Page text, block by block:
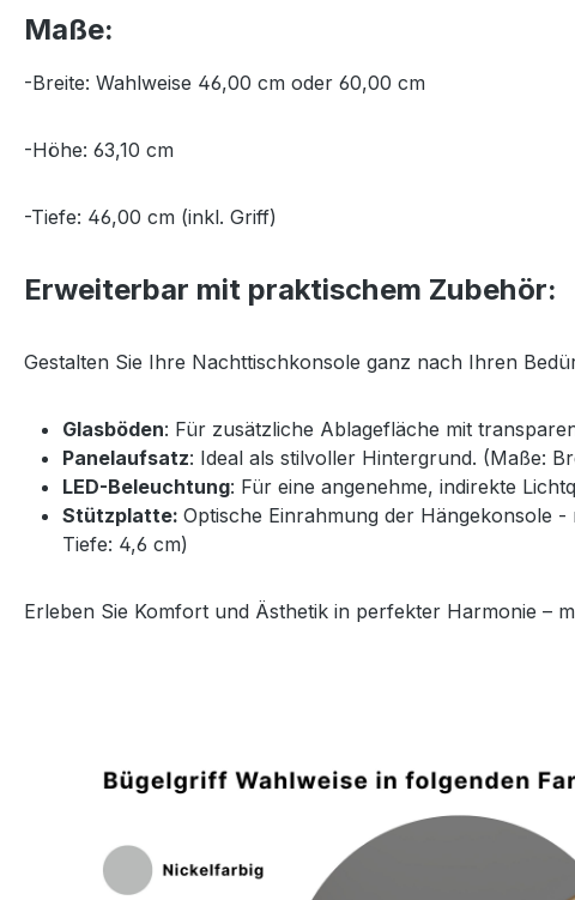
Maße:
-Breite: Wahlweise 46,00 cm oder 60,00 cm
-Höhe: 63,10 cm
-Tiefe: 46,00 cm (inkl. Griff)
Erweiterbar mit praktischem Zubehör:
Gestalten Sie Ihre Nachttischkonsole ganz nach Ihren
Glasböden: Für zusätzliche Ablagefläche mit
Panelaufsatz: Ideal als stilvoller Hintergrund. (Maße:
LED-Beleuchtung: Für eine angenehme, indirekte
Stützplatte: Optische Einrahmung der Hängekonsole
Tiefe: 4,6 cm)
Erleben Sie Komfort und Ästhetik in perfekter Harmonie –